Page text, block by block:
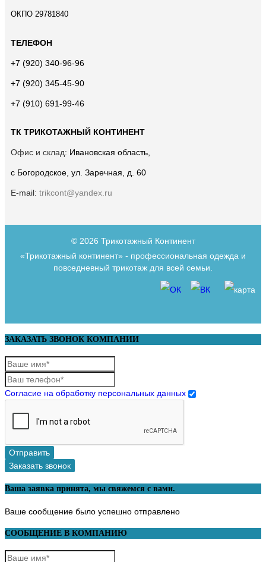
ОКПО 29781840
ТЕЛЕФОН
+7 (920) 340-96-96
+7 (920) 345-45-90
+7 (910) 691-99-46
ТК ТРИКОТАЖНЫЙ КОНТИНЕНТ
Офис и склад: Ивановская область,
с Богородское, ул. Заречная, д. 60
E-mail: trikcont@yandex.ru
© 2026 Трикотажный Континент
«Трикотажный континент» - профессиональная одежда и
повседневный трикотаж для всей семьи.
ЗАКАЗАТЬ ЗВОНОК КОМПАНИИ
Согласие на обработку персональных данных
Отправить
Заказать звонок
Ваша заявка принята, мы свяжемся с вами.
Ваше сообщение было успешно отправлено
СООБЩЕНИЕ В КОМПАНИЮ